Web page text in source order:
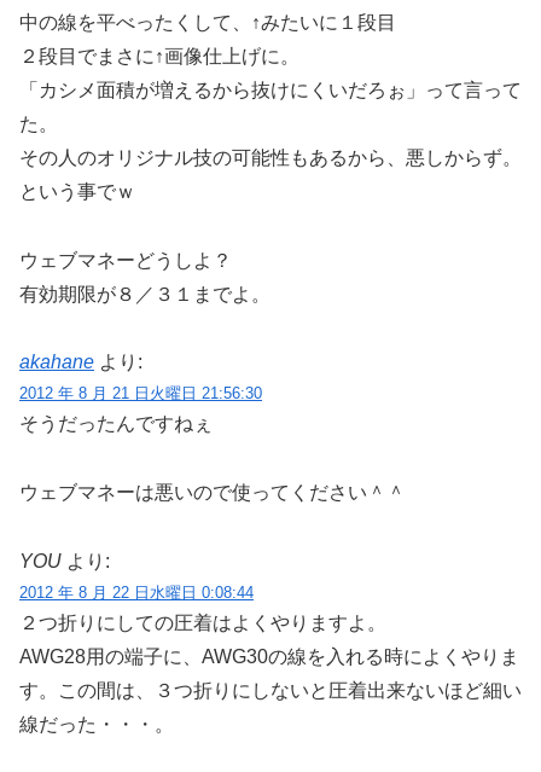
中の線を平べったくして、↑みたいに１段目
２段目でまさに↑画像仕上げに。
「カシメ面積が増えるから抜けにくいだろぉ」って言って
た。
その人のオリジナル技の可能性もあるから、悪しからず。
という事でｗ
ウェブマネーどうしよ？
有効期限が８／３１までよ。
akahane より:
2012 年 8 月 21 日火曜日 21:56:30
そうだったんですねぇ
ウェブマネーは悪いので使ってください＾＾
YOU より:
2012 年 8 月 22 日水曜日 0:08:44
２つ折りにしての圧着はよくやりますよ。
AWG28用の端子に、AWG30の線を入れる時によくやりま
す。この間は、３つ折りにしないと圧着出来ないほど細い
線だった・・・。